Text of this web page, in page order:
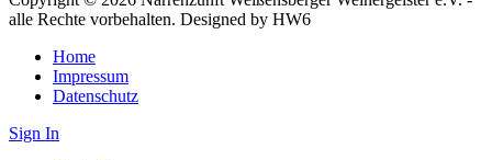
alle Rechte vorbehalten. Designed by HW6
Home
Impressum
Datenschutz
Sign In